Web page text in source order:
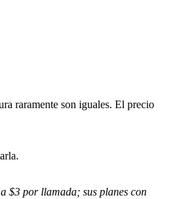
raramente son iguales. El precio
$3 por llamada; sus planes con